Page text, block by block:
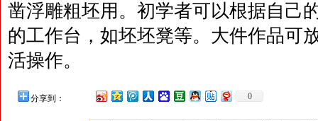
凿浮雕粗坯用。初学者可以根据自己
的工作台，如坯坯凳等。大件作品可
活操作。
分享到： 0